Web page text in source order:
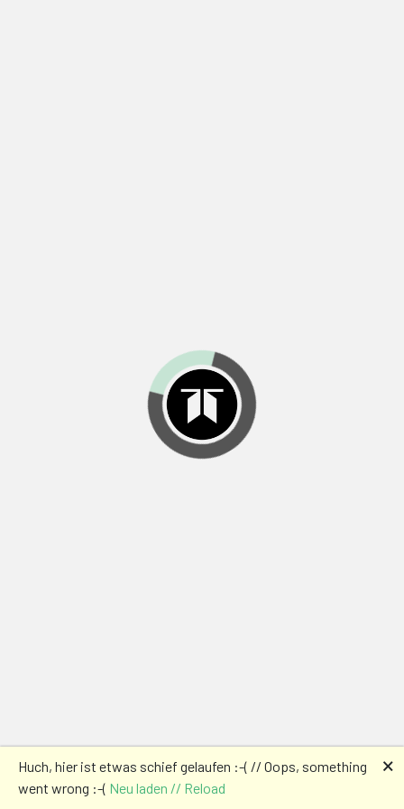
Huch, hier ist etwas schief gelaufen :-( // Oops, something
went wrong :-( Neu laden // Reload
🗙